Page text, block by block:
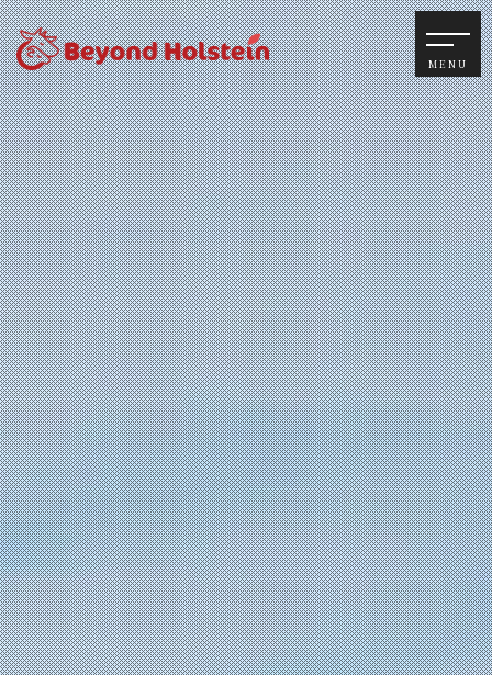
home News
Plan Access
Campingcar Reservation
Contact Policy